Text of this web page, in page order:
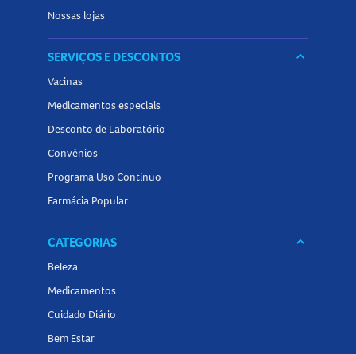
Nossas lojas
SERVIÇOS E DESCONTOS keyboard_arrow_down
Vacinas
Medicamentos especiais
Desconto de Laboratório
Convênios
Programa Uso Contínuo
Farmácia Popular
CATEGORIAS keyboard_arrow_down
Beleza
Medicamentos
Cuidado Diário
Bem Estar